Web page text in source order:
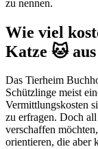
zu nennen.
Wie viel
Katze 🐱
Das Tierheim
Schützlinge meist
Vermittlungskosten
zu erfragen. Doch
verschaffen
orientieren, die aber